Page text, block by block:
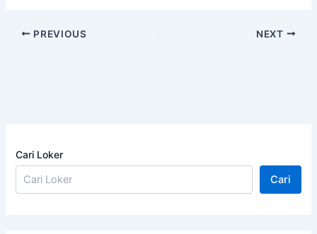
PREVIOUS NEXT
Cari Loker
Cari